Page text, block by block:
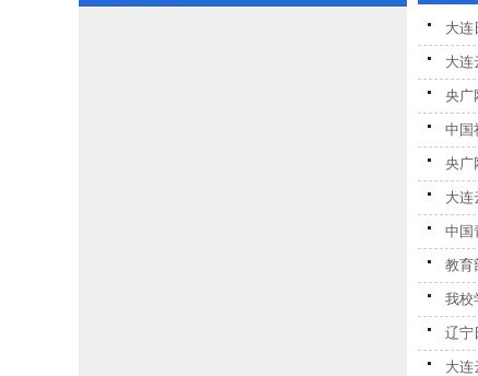
大连
大连
央广
中国
央广
大连
中国
教育
我校
辽宁
大连